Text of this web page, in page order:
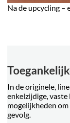
Na de upcycling –
In de originele,
enkelzijdige,
mogelijkheden
gevolg.